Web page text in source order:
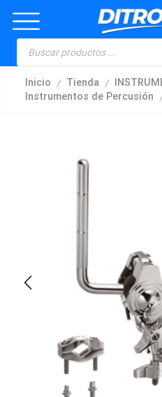
Inicio / Tienda /
Instrumentos de Percusión